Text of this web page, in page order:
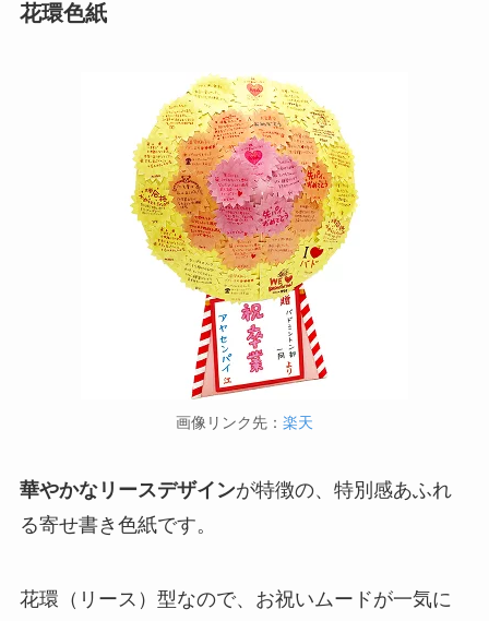
花環色紙
画像リンク先： 楽天
華やかなリースデザインが特徴の、特別感あふれ
る寄せ書き色紙です。
花環（リース）型なので、お祝いムードが一気に